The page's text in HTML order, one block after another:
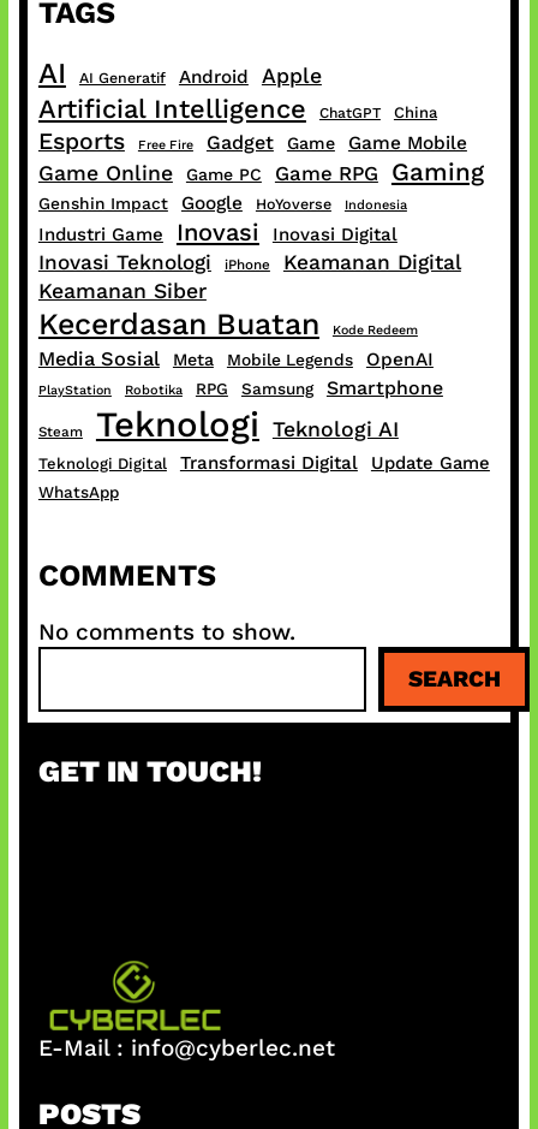
TAGS
AI AI Generatif Android Apple
Artificial Intelligence ChatGPT China
Esports Free Fire Gadget Game Game Mobile
Game Online Game PC Game RPG Gaming
Genshin Impact Google HoYoverse Indonesia
Industri Game Inovasi Inovasi Digital
Inovasi Teknologi iPhone
Keamanan Digital
Keamanan Siber
Kecerdasan Buatan Kode Redeem
Media Sosial Meta Mobile Legends OpenAI
PlayStation Robotika RPG Samsung Smartphone
Steam Teknologi Teknologi AI
Teknologi Digital Transformasi Digital Update Game
WhatsApp
COMMENTS
No comments to show.
a
c
SEARCH
GET IN TOUCH!
E-Mail : info@cyberlec.net
POSTS